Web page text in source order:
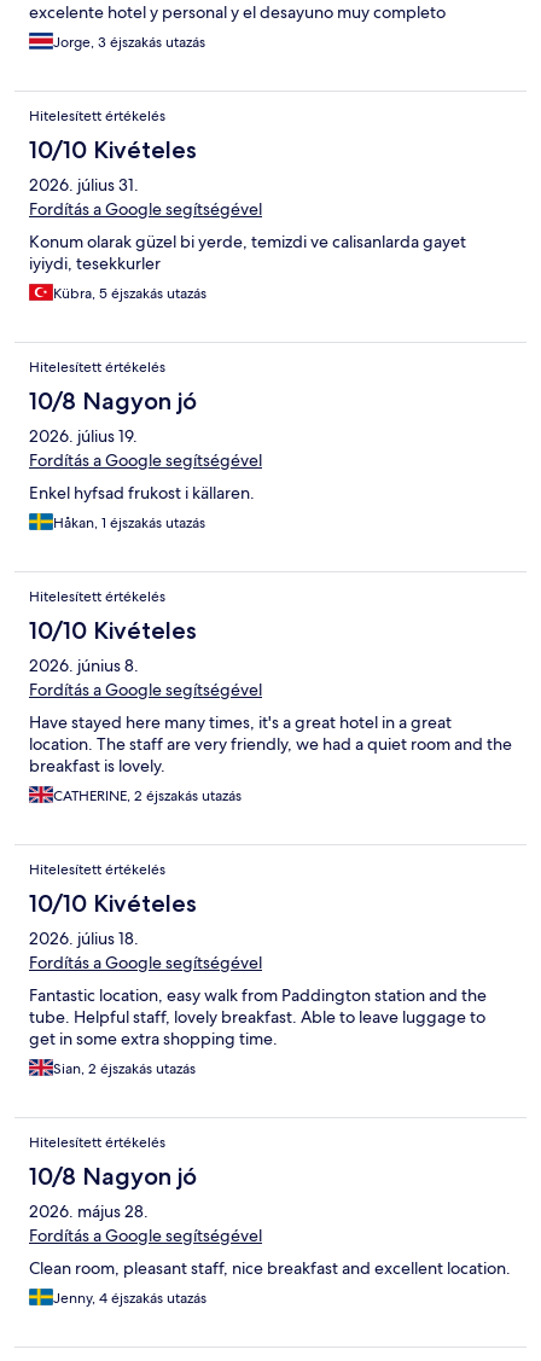
excelente hotel y personal y el desayuno muy completo
Jorge, 3 éjszakás utazás
Hitelesített értékelés
10/10 Kivételes
2026. július 31.
Fordítás a Google segítségével
Konum olarak güzel bi yerde, temizdi ve calisanlarda gayet
iyiydi, tesekkurler
Kübra, 5 éjszakás utazás
Hitelesített értékelés
10/8 Nagyon jó
2026. július 19.
Fordítás a Google segítségével
Enkel hyfsad frukost i källaren.
Håkan, 1 éjszakás utazás
Hitelesített értékelés
10/10 Kivételes
2026. június 8.
Fordítás a Google segítségével
Have stayed here many times, it's a great hotel in a great
location. The staff are very friendly, we had a quiet room and the
breakfast is lovely.
CATHERINE, 2 éjszakás utazás
Hitelesített értékelés
10/10 Kivételes
2026. július 18.
Fordítás a Google segítségével
Fantastic location, easy walk from Paddington station and the
tube. Helpful staff, lovely breakfast. Able to leave luggage to
get in some extra shopping time.
Sian, 2 éjszakás utazás
Hitelesített értékelés
10/8 Nagyon jó
2026. május 28.
Fordítás a Google segítségével
Clean room, pleasant staff, nice breakfast and excellent location.
Jenny, 4 éjszakás utazás